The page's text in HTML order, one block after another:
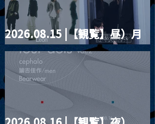
2026.08.15 |【観覧】昼）月
見ルpre.『POLYHEDRON』